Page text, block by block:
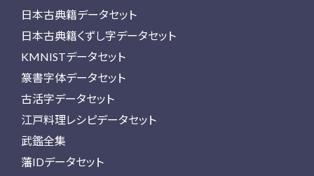
日本古典籍データセット
日本古典籍くずし字データセット
KMNISTデータセット
篆書字体データセット
古活字データセット
江戸料理レシピデータセット
武鑑全集
藩IDデータセット